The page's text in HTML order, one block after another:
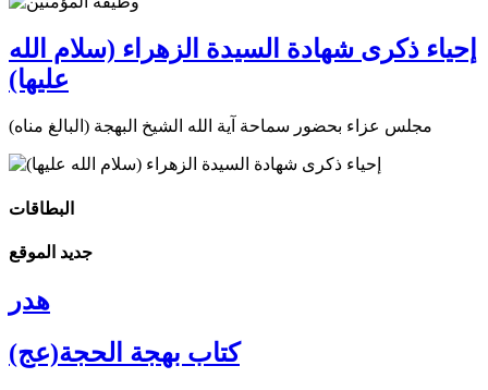
إحياء ذكرى شهادة السيدة الزهراء (سلام الله
عليها)
مجلس عزاء بحضور سماحة آية الله الشيخ البهجة (البالغ مناه)
البطاقات
جديد الموقع
هدر
كتاب بهجة الحجة(عج)